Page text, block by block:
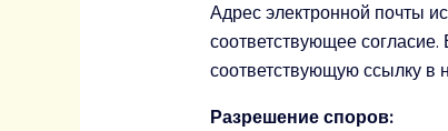
Адрес электронной почты
соответствующее
соответствующую ссылку в
Разрешение споров: